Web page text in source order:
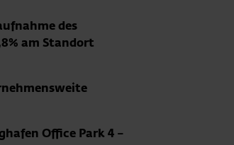
des
am Standort
Office Park 4 –